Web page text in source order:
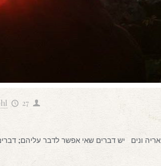
27 באוקטובר 2019
אריה ונים יש דברים שאי אפשר לדבר עליהם;